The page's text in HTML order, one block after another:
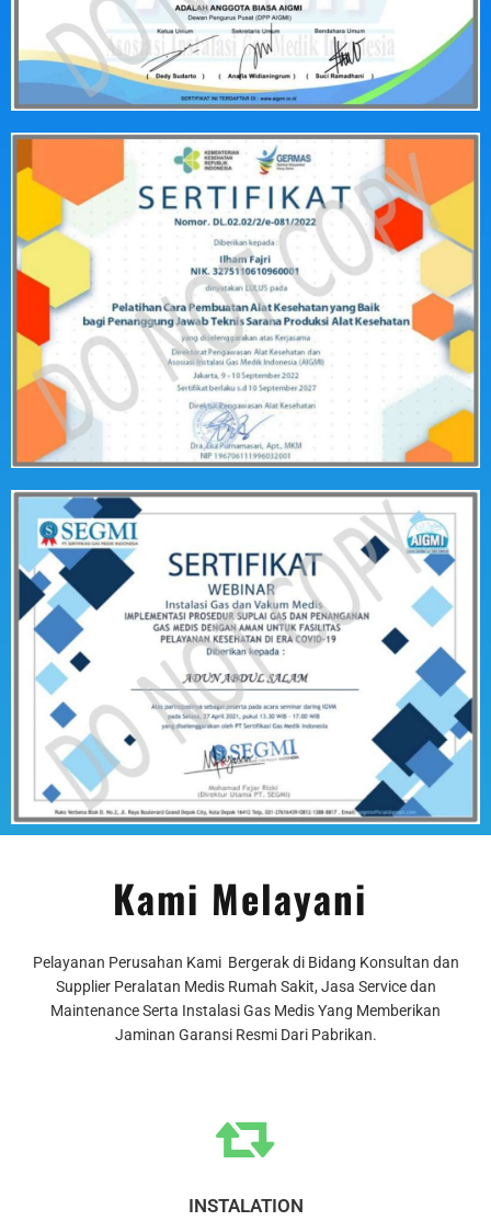
Kami Melayani
Pelayanan Perusahan Kami Bergerak di Bidang Konsultan dan
Supplier Peralatan Medis Rumah Sakit, Jasa Service dan
Maintenance Serta Instalasi Gas Medis Yang Memberikan
Jaminan Garansi Resmi Dari Pabrikan.
INSTALATION